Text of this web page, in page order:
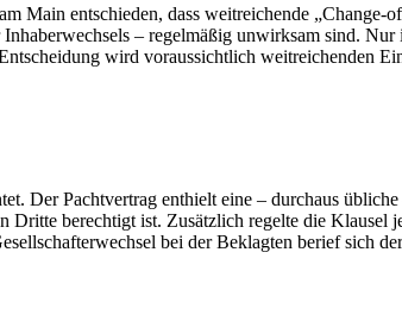
entschieden, dass weitreichende
– regelmäßig unwirksam sind.
wird voraussichtlich weitreichenden
Der Pachtvertrag enthielt eine – durchaus
berechtigt ist. Zusätzlich regelte die Klausel
bei der Beklagten berief sich